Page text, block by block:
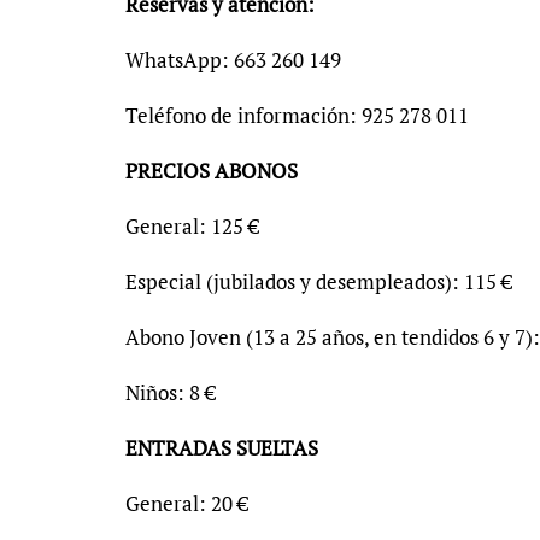
WhatsApp: 663 260 149
Teléfono de información: 925 278 011
PRECIOS ABONOS
General: 125 €
Especial (jubilados y desempleados): 115 €
Abono Joven (13 a 25 años, en tendidos 6 y
Niños: 8 €
ENTRADAS SUELTAS
General: 20 €